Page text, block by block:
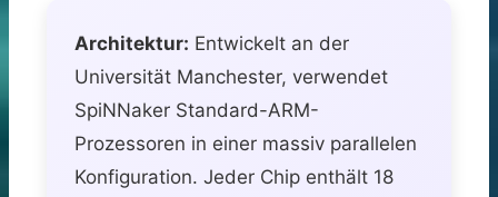
Architektur: Entwickelt an der
Universität Manchester, verwendet
SpiNNaker Standard-ARM-
Prozessoren in einer massiv parallelen
Konfiguration. Jeder Chip enthält 18